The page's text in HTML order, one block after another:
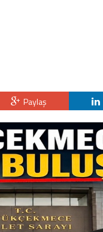
Paylaş